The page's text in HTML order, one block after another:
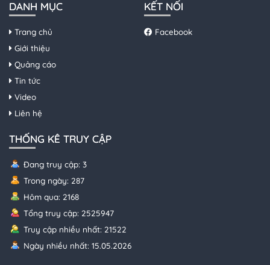
DANH MỤC
Trang chủ
Giới thiệu
Quảng cáo
Tin tức
Video
Liên hệ
KẾT NỐI
Facebook
THỐNG KÊ TRUY CẬP
Đang truy cập: 3
Trong ngày: 287
Hôm qua: 2168
Tổng truy cập: 2525947
Truy cập nhiều nhất: 21522
Ngày nhiều nhất: 15.05.2026